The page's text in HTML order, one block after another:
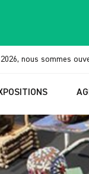
nous sommes